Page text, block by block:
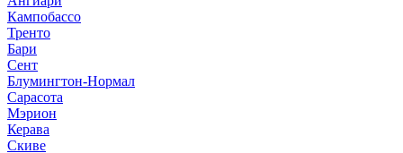
Кампобассо
Тренто
Бари
Сент
Блумингтон-Нормал
Сарасота
Мэрион
Керава
Скиве